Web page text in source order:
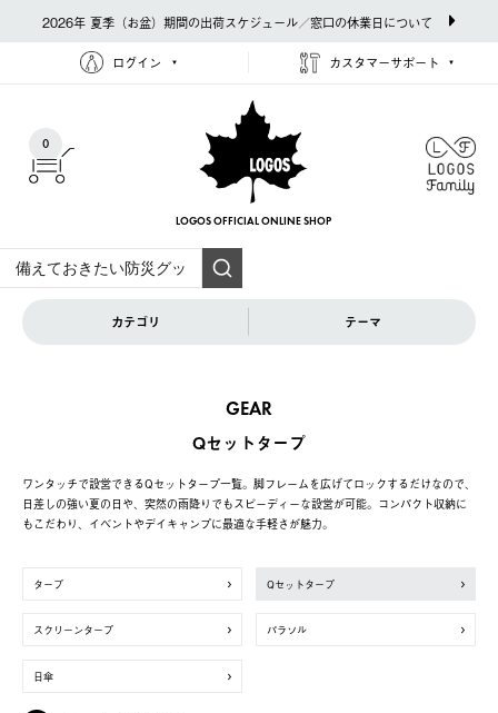
2026年 夏季（お盆）期間の出荷スケジュール／窓口の休業日について
ログイン カスタマーサポート
0
LOGOS OFFICIAL ONLINE SHOP
カテゴリ テーマ
GEAR
Qセットタープ
ワンタッチで設営できるQセットタープ一覧。脚フレームを広げてロックするだけなので、
日差しの強い夏の日や、突然の雨降りでもスピーディーな設営が可能。コンパクト収納に
もこだわり、イベントやデイキャンプに最適な手軽さが魅力。
タープ Qセットタープ
スクリーンタープ パラソル
日傘